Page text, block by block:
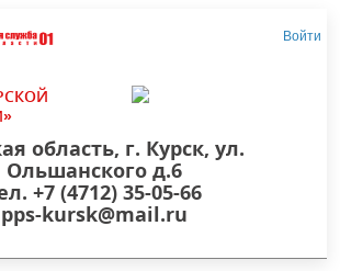
Войти
область, г. Курск, ул.
Ольшанского д.6
+7 (4712) 35-05-66
pps-kursk@mail.ru